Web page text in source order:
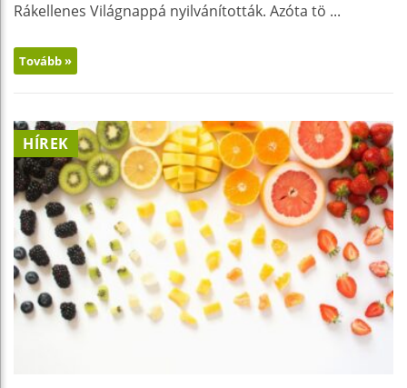
Rákellenes Világnappá nyilvánították. Azóta tö ...
Tovább »
HÍREK